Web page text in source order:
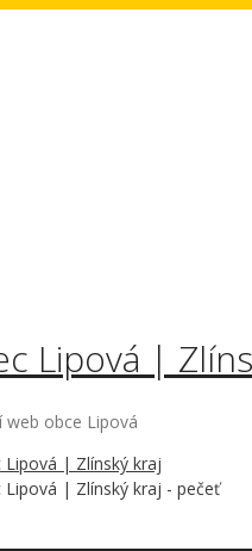
Lipová |
web obce Lipová